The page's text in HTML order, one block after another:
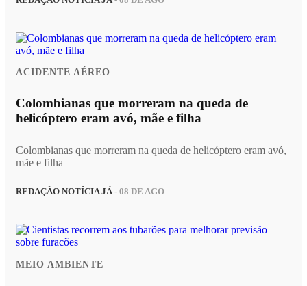
ACIDENTE AÉREO
Colombianas que morreram na queda de
helicóptero eram avó, mãe e filha
Colombianas que morreram na queda de helicóptero eram avó,
mãe e filha
REDAÇÃO NOTÍCIA JÁ- 08 DE AGO
MEIO AMBIENTE